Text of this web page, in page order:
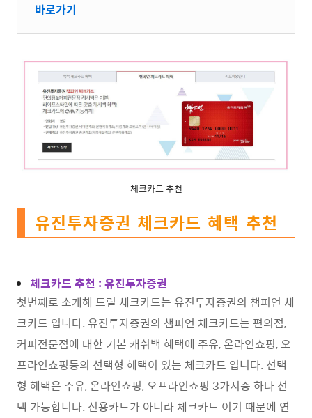
바로가기
체크카드 추천
유진투자증권 체크카드 혜택 추천
체크카드 추천 : 유진투자증권
첫번째로 소개해 드릴 체크카드는 유진투자증권의 챔피언 체
크카드 입니다. 유진투자증권의 챔피언 체크카드는 편의점,
커피전문점에 대한 기본 캐쉬백 혜택에 주유, 온라인쇼핑, 오
프라인쇼핑등의 선택형 혜택이 있는 체크카드 입니다. 선택
형 혜택은 주유, 온라인쇼핑, 오프라인쇼핑 3가지중 하나 선
택 가능합니다. 신용카드가 아니라 체크카드 이기 때문에 연